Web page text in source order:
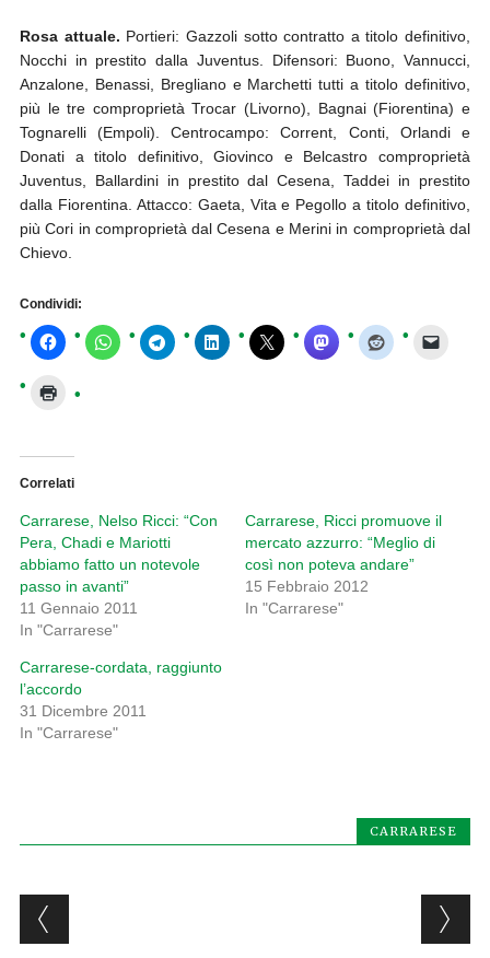
Rosa attuale. Portieri: Gazzoli sotto contratto a titolo definitivo,
Nocchi in prestito dalla Juventus. Difensori: Buono, Vannucci,
Anzalone, Benassi, Bregliano e Marchetti tutti a titolo definitivo,
più le tre comproprietà Trocar (Livorno), Bagnai (Fiorentina) e
Tognarelli (Empoli). Centrocampo: Corrent, Conti, Orlandi e
Donati a titolo definitivo, Giovinco e Belcastro comproprietà
Juventus, Ballardini in prestito dal Cesena, Taddei in prestito
dalla Fiorentina. Attacco: Gaeta, Vita e Pegollo a titolo definitivo,
più Cori in comproprietà dal Cesena e Merini in comproprietà dal
Chievo.
Condividi:
Correlati
Carrarese, Nelso Ricci: “Con
Pera, Chadi e Mariotti
abbiamo fatto un notevole
passo in avanti”
11 Gennaio 2011
In "Carrarese"
Carrarese, Ricci promuove il
mercato azzurro: “Meglio di
così non poteva andare”
15 Febbraio 2012
In "Carrarese"
Carrarese-cordata, raggiunto
l’accordo
31 Dicembre 2011
In "Carrarese"
CARRARESE
Post navigation